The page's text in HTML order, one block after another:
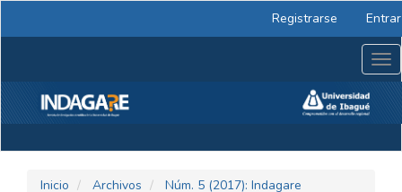
lateral
Registrarse Entrar
Inicio Archivos
Núm. 5 (2017): Indagare